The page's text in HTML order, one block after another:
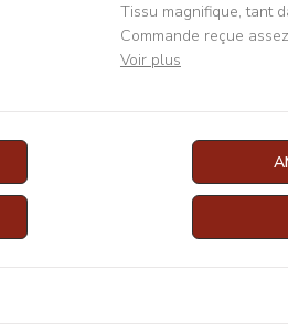
Tissu magnifique, tant
Commande reçue
Voir plus